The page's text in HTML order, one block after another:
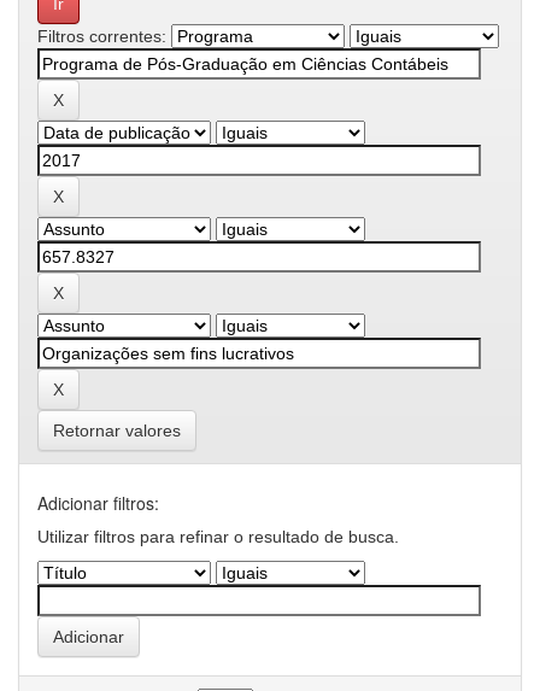
Filtros correntes:
Retornar valores
Adicionar filtros:
Utilizar filtros para refinar o resultado de busca.